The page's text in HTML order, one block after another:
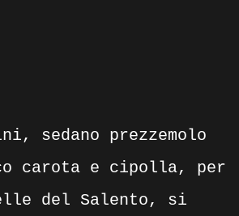
sedano prezzemolo
carota e cipolla, per
del Salento, si